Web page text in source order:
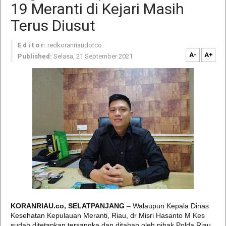
19 Meranti di Kejari Masih
Terus Diusut
E d i t o r: redkoranriaudotco
Published: Selasa, 21 September 2021 A- A+
KORANRIAU.co, SELATPANJANG – Walaupun Kepala Dinas
Kesehatan Kepulauan Meranti, Riau, dr Misri Hasanto M Kes